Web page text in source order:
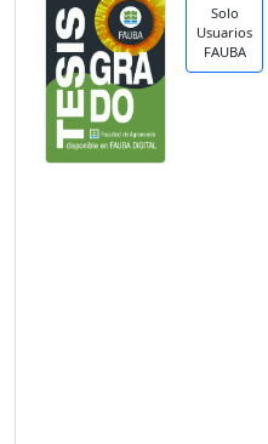
Solo
Usuarios
FAUBA